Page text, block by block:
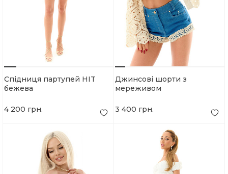
Спідниця партупей HIT
бежева
4 200 грн.
Джинсові шорти з
мереживом
3 400 грн.